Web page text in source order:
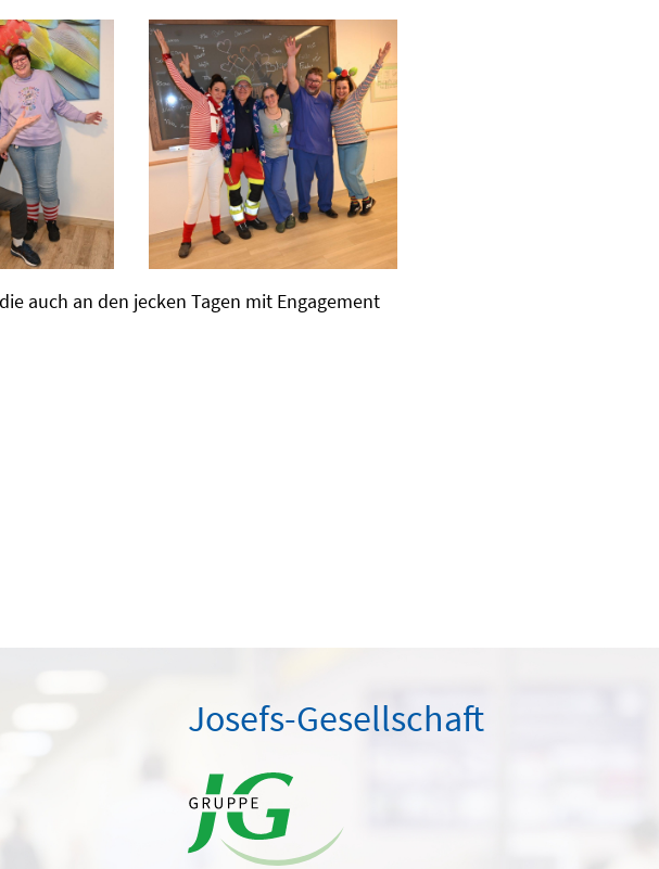
auch an den jecken Tagen mit Engagement
Josefs-Gesellschaft